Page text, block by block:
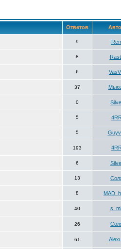
Ответов
9
8
6
37
0
5 4RR
5
193 4RR
6
13
8
40
26
61